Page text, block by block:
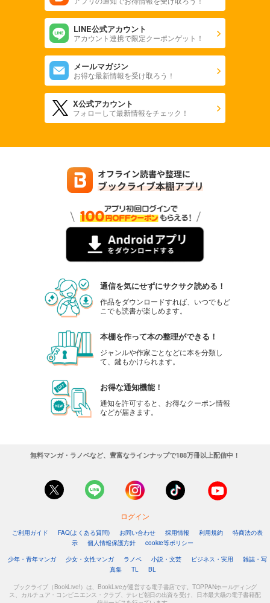
LINE公式アカウント
アカウント連携で限定クーポンゲット！
メールマガジン
お得な最新情報を受け取ろう！
X公式アカウント
フォローして最新情報をチェック！
通信を気にせずにサクサク読める！
作品をダウンロードすれば、いつでもど
こでも読書が楽しめます。
本棚を作って本の整理ができる！
ジャンルや作家ごとなどに本を分類し
て、鍵もかけられます。
お得な通知機能！
通知を許可すると、お得なクーポン情報
などが届きます。
無料マンガ・ラノベなど、豊富なラインナップで188万冊以上配信中！
ログイン
ご利用ガイド FAQ(よくある質問) お問い合わせ 採用情報 利用規約
特商法の表
示
個人情報保護方針
cookie等ポリシー
少年・青年マンガ
少女・女性マンガ ラノベ 小説・文芸 ビジネス・実用
雑誌・写
真集
TL BL
ブックライブ（BookLive!）は、BookLiveが運営する電子書店です。TOPPANホールディング
ス、カルチュア・コンビニエンス・クラブ、テレビ朝日の出資を受け、日本最大級の電子書籍配